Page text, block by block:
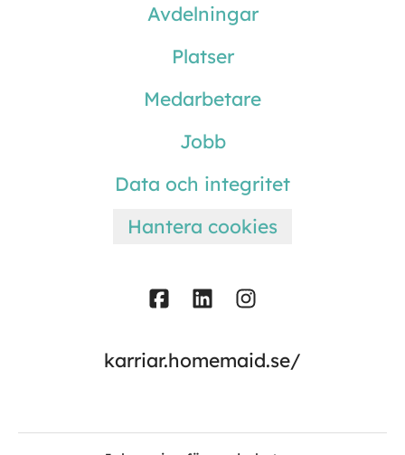
Avdelningar
Platser
Medarbetare
Jobb
Data och integritet
Hantera cookies
karriar.homemaid.se/